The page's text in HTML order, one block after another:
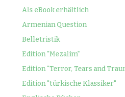
Als eBook erhältlich
Armenian Question
Belletristik
Edition "Mezalim"
Edition "Terror, Tears and
Edition "türkische Klassiker"